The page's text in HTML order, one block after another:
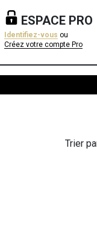
ESPACE PRO
Identifiez-vous ou
Créez votre compte Pro
Trier